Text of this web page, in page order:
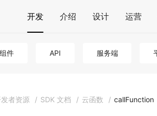
开发 介绍 设计 运营
组件 API 服务端
者资源 / SDK 文档 / 云函数 / callFunction